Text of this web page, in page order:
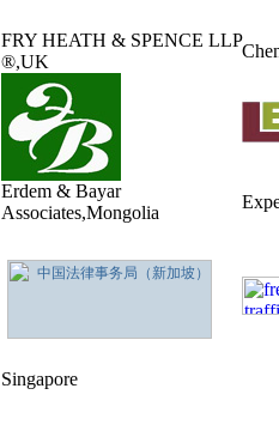
FRY HEATH & SPENCE LLP
®,UK
Erdem & Bayar
Associates,Mongolia
Singapore